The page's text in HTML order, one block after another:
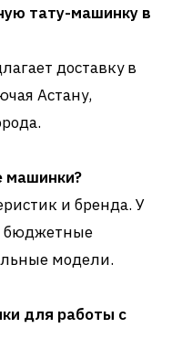
тату-машинку в
доставку в
Астану,
машинки?
и бренда. У
бюджетные
модели.
для работы с